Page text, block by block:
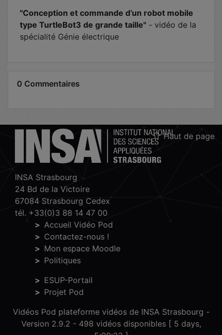
"Conception et commande d’un robot mobile
type TurtleBot3 de grande taille" - vidéo de la
spécialité Génie électrique
0 Commentaires
Haut de page
INSA Strasbourg
24 Bd de la Victoire
67084 Strasbourg Cedex
tél. +33(0)3 88 14 47 00
Accueil Vidéo Pod
Contactez-nous !
Mon espace Moodle
Politiques
ESUP-Portail
Projet Pod
Vidéos Pod plateforme vidéos de INSA Strasbourg -
Version 2.9.2 - 498 vidéos disponibles [ 5 days,